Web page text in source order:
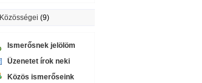
Közösségei (9)
Ismerősnek jelölöm
Üzenetet írok neki
Közös ismerőseink